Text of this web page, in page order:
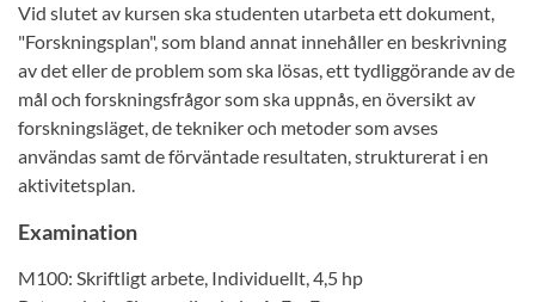
Vid slutet av kursen ska studenten utarbeta ett dokument,
"Forskningsplan", som bland annat innehåller en beskrivning
av det eller de problem som ska lösas, ett tydliggörande av de
mål och forskningsfrågor som ska uppnås, en översikt av
forskningsläget, de tekniker och metoder som avses
användas samt de förväntade resultaten, strukturerat i en
aktivitetsplan.
Examination
M100: Skriftligt arbete, Individuellt, 4,5 hp